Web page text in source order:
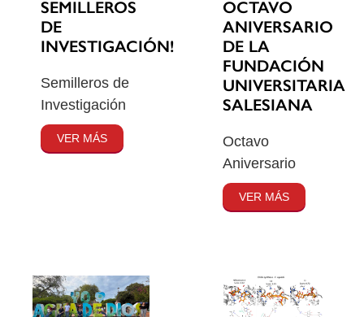
SEMILLEROS
DE
INVESTIGACIÓN!
Semilleros de
Investigación
VER MÁS
OCTAVO
ANIVERSARIO
DE LA
FUNDACIÓN
UNIVERSITARIA
SALESIANA
Octavo
Aniversario
VER MÁS